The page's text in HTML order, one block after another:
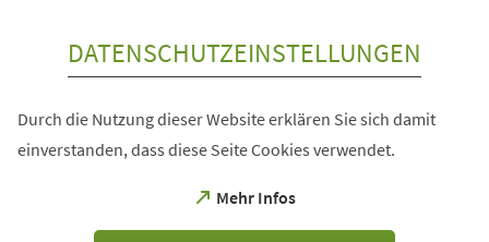
DATENSCHUTZEINSTELLUNGEN
Durch die Nutzung dieser Website erklären Sie sich damit
einverstanden, dass diese Seite Cookies verwendet.
Mehr Infos
(Öffnet